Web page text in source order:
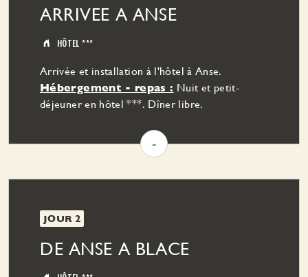
-
ARRIVEE A ANSE
HÔTEL ***
Arrivée et installation à l'hôtel à Anse.
Hébergement - repas : Nuit et petit-
déjeuner en hôtel ***. Dîner libre.
JOUR 2
DE ANSE A BLACE